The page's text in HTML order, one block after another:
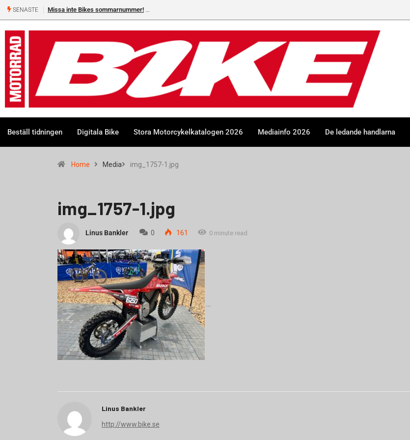
SENASTE Missa inte Bikes sommarnummer!
Beställ tidningen Digitala Bike Stora Motorcykelkatalogen 2026 Mediainfo 2026 De ledande handlarna
Home Media img_1757-1.jpg
img_1757-1.jpg
Linus Bankler 0 161 0 minute read
Linus Bankler
http://www.bike.se